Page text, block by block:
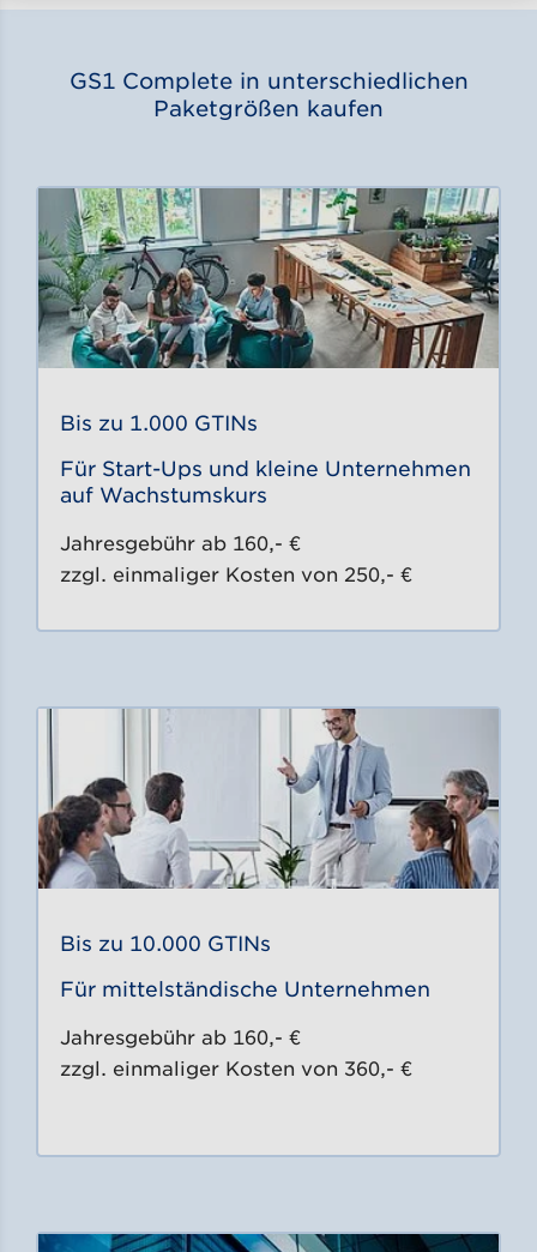
GS1 Complete in unterschiedlichen
Paketgrößen kaufen
Bis zu 1.000 GTINs
Für Start-Ups und kleine Unternehmen
auf Wachstumskurs
Jahresgebühr ab 160,- €
zzgl. einmaliger Kosten von 250,- €
Bis zu 10.000 GTINs
Für mittelständische Unternehmen
Jahresgebühr ab 160,- €
zzgl. einmaliger Kosten von 360,- €